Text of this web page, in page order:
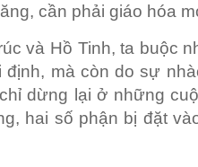
cần phải giáo hóa
và Hồ Tinh, ta buộc
mà còn do sự
dừng lại ở những
hai số phận bị đặt